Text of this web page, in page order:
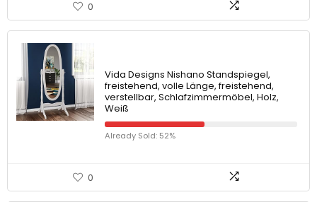
0
Vida Designs Nishano Standspiegel,
freistehend, volle Länge, freistehend,
verstellbar, Schlafzimmermöbel, Holz,
Weiß
Already Sold: 52%
0